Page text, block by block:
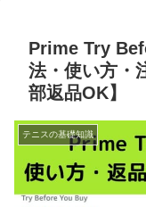
Prime Try
法・使い方・
部返品OK】
テニスの基礎知識